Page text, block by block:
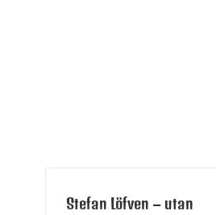
Stefan Löfven – utan